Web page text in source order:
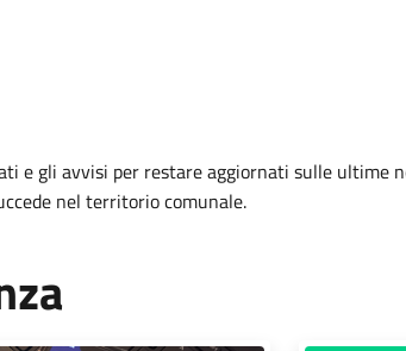
e gli avvisi per restare aggiornati sulle ultime
nel territorio comunale.